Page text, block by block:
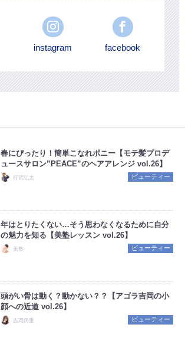
instagram facebook
春にぴったり！簡単こなれポニー【モテ髪プロデ
ュースサロン”PEACE”のヘアアレンジ vol.26】
行武弘太 ビューティー
年はとりたくない…そう思わなくなるために自分
の魅力を知る【美塾レッスン vol.26】
美塾 ビューティー
頭がい骨は動く？動かない？？【アゴラ吉岡の小
顔への近道 vol.26】
吉岡房重 ビューティー